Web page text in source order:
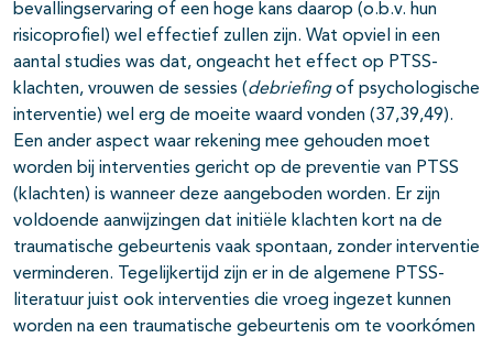
bevallingservaring of een hoge kans daarop (o.b.v. hun
risicoprofiel) wel effectief zullen zijn. Wat opviel in een
aantal studies was dat, ongeacht het effect op PTSS-
klachten, vrouwen de sessies (debriefingof psychologische
interventie) wel erg de moeite waard vonden (37,39,49).
Een ander aspect waar rekening mee gehouden moet
worden bij interventies gericht op de preventie van PTSS
(klachten) is wanneer deze aangeboden worden. Er zijn
voldoende aanwijzingen dat initiële klachten kort na de
traumatische gebeurtenis vaak spontaan, zonder interventie
verminderen. Tegelijkertijd zijn er in de algemene PTSS-
literatuur juist ook interventies die vroeg ingezet kunnen
worden na een traumatische gebeurtenis om te voorkómen